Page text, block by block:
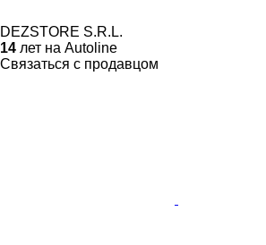
DEZSTORE S.R.L.
14 лет на Autoline
Связаться с продавцом